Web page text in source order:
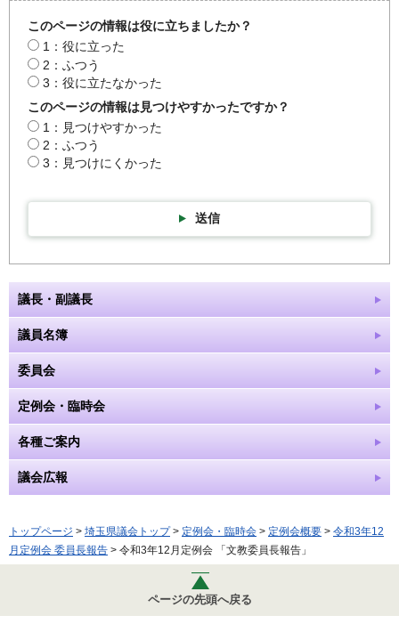
このページの情報は役に立ちましたか？
1：役に立った
2：ふつう
3：役に立たなかった
このページの情報は見つけやすかったですか？
1：見つけやすかった
2：ふつう
3：見つけにくかった
送信
議長・副議長
議員名簿
委員会
定例会・臨時会
各種ご案内
議会広報
トップページ > 埼玉県議会トップ> 定例会・臨時会 > 定例会概要 > 令和3年12
月定例会 委員長報告 > 令和3年12月定例会 「文教委員長報告」
ページの先頭へ戻る